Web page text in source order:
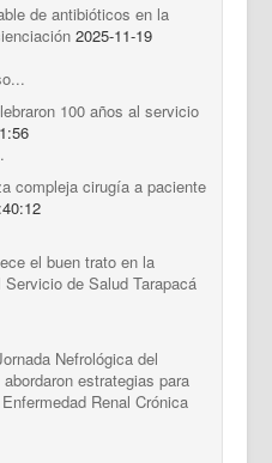
de antibióticos en la
2025-11-19
100 años al servicio
compleja cirugía a paciente
el buen trato en la
de Salud Tarapacá
Nefrológica del
estrategias para
Renal Crónica